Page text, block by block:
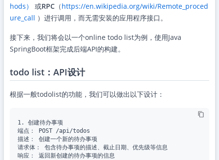
hods）
或RPC （https://en.wikipedia.org/wiki/Remote_proced
ure_call ）进行调用，而无需安装的应用程序接口。
接下来，我们将会以一个online todo list为例，使用Java
SpringBoot框架完成后端API的构建。
todo list：API设计
根据一般todolist的功能，我们可以做出以下设计：
1. 创建待办事项
端点： POST /api/todos
描述： 创建一个新的待办事项
请求体： 包含待办事项的描述、截止日期、优先级等信息
响应： 返回新创建的待办事项的信息